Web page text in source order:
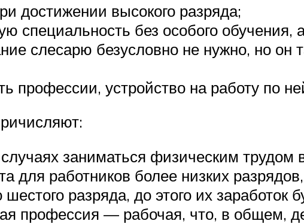
достижении высокого разряда;
специальность без особого обучения,
слесарю безусловно не нужно, но он
профессии, устройство на работу по
заниматься физическим трудом
для работников более низких
разряда, до этого их заработок
профессия — рабочая, что, в общем,